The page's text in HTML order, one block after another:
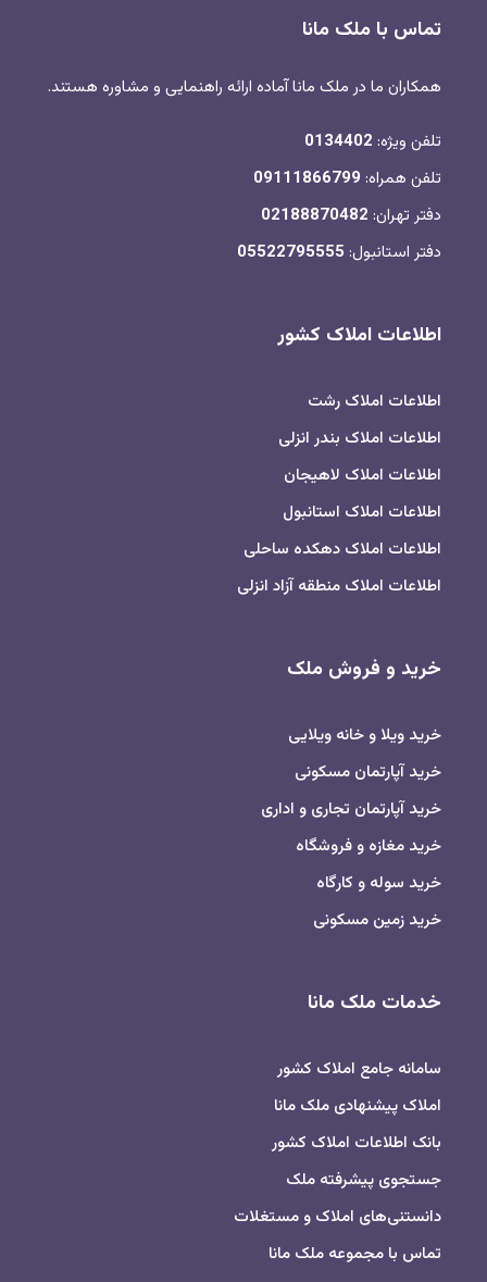
تماس با ملک مانا
همکاران ما در ملک مانا آماده ارائه راهنمایی و مشاوره هستند.
تلفن ویژه: 0134402
تلفن همراه: 09111866799
دفتر تهران: 02188870482
دفتر استانبول: 05522795555
اطلاعات املاک کشور
اطلاعات املاک رشت
اطلاعات املاک بندر انزلی
اطلاعات املاک لاهیجان
اطلاعات املاک استانبول
اطلاعات املاک دهکده ساحلی
اطلاعات املاک منطقه آزاد انزلی
خرید و فروش ملک
خرید ویلا و خانه ویلایی
خرید آپارتمان مسکونی
خرید آپارتمان تجاری و اداری
خرید مغازه و فروشگاه
خرید سوله و کارگاه
خرید زمین مسکونی
خدمات ملک مانا
سامانه جامع املاک کشور
املاک پیشنهادی ملک مانا
بانک اطلاعات املاک کشور
جستجوی پیشرفته ملک
دانستنی‌های املاک و مستغلات
تماس با مجموعه ملک مانا